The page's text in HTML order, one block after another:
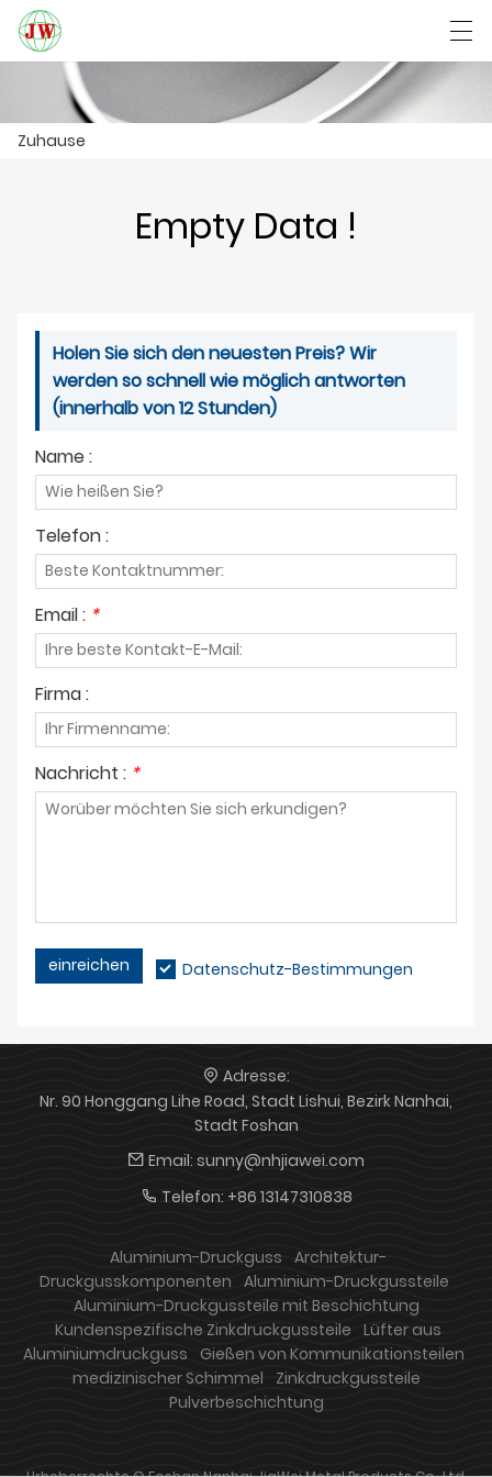
DER FALL
FABRIK
KONTAKTIERE UNS
ÜBER UNS
العربية Deutsch English
Zuhause
Empty Data !
Holen Sie sich den neuesten Preis? Wir
werden so schnell wie möglich antworten
(innerhalb von 12 Stunden)
Name :
Telefon :
Email : *
Firma :
Nachricht : *
einreichen Datenschutz-Bestimmungen
Adresse:
Nr. 90 Honggang Lihe Road, Stadt Lishui, Bezirk Nanhai,
Stadt Foshan
Email: sunny@nhjiawei.com
Telefon: +86 13147310838
Aluminium-Druckguss Architektur-
Druckgusskomponenten Aluminium-Druckgussteile
Aluminium-Druckgussteile mit Beschichtung
Kundenspezifische Zinkdruckgussteile Lüfter aus
Aluminiumdruckguss Gießen von Kommunikationsteilen
medizinischer Schimmel
Zinkdruckgussteile
Pulverbeschichtung